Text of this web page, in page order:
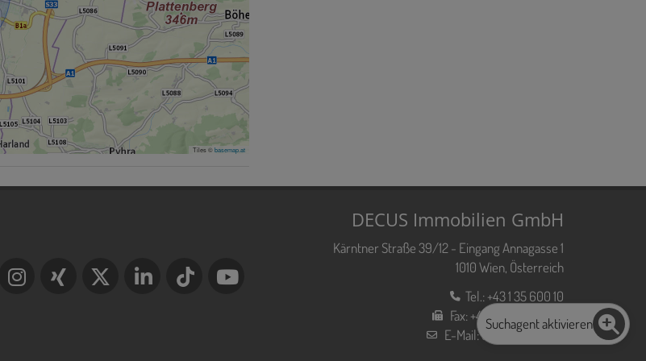
Tiles ©basemap.at
DECUS Immobilien GmbH
Kärntner Straße 39/12 - Eingang Annagasse 1
1010 Wien, Österreich
Tel.:+43 1 35 600 10
Fax:+43 1 35 600 10 80
E-Mail:office@decus.at
Suchagent aktivieren